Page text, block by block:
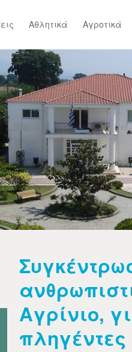
Αθλητικά Αγροτικά
Αγρίνιο,
πληγέντες